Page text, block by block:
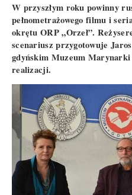
W przyszłym roku powinny
pełnometrażowego filmu i
okrętu ORP „Orzeł”.
scenariusz przygotowuje
gdyńskim Muzeum
realizacji.